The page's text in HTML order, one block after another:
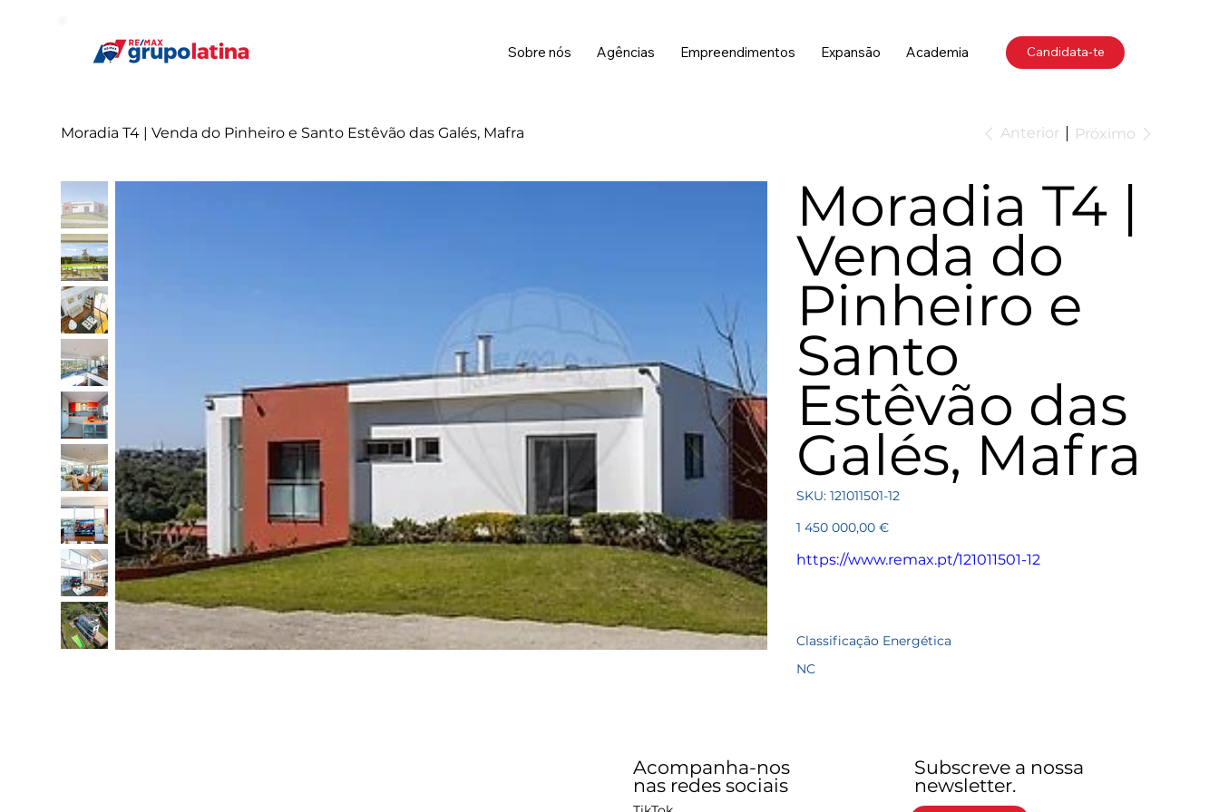
Sobre nós Agências Empreendimentos Expansão Academia Candidata-te
Moradia T4 | Venda do Pinheiro e Santo Estêvão das Galés, Mafra Anterior Próximo
Moradia T4 |
Venda do
Pinheiro e
Santo
Estêvão das
Galés, Mafra
SKU: SKU
121011501-
121011501-12
Preço
1 450 000,00 €
https://www.remax.pt/121011501-12
Classificação Energética
NC
Acompanha-nos
nas redes sociais
Subscreve a nossa
newsletter.